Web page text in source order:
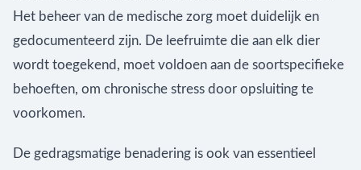
Het beheer van de medische zorg moet duidelijk en
gedocumenteerd zijn. De leefruimte die aan elk dier
wordt toegekend, moet voldoen aan de soortspecifieke
behoeften, om chronische stress door opsluiting te
voorkomen.
De gedragsmatige benadering is ook van essentieel